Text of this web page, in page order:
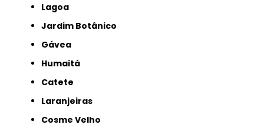
Lagoa
Jardim Botânico
Gávea
Humaitá
Catete
Laranjeiras
Cosme Velho